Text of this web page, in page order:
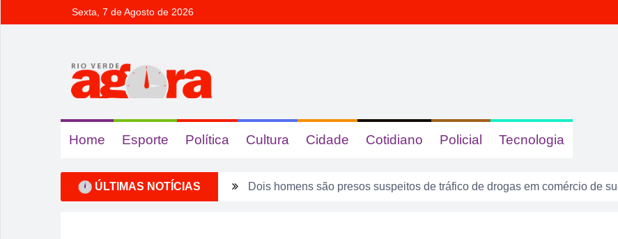
Sexta, 7 de Agosto de 2026
Home Esporte Política Cultura Cidade Cotidiano Policial Tecnologia
ÚLTIMAS NOTÍCIAS Dois homens são presos suspeitos de tráfico de drogas em comércio de